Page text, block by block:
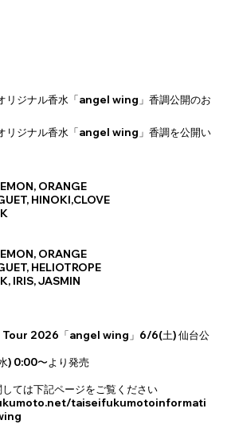
リジナル香水「angel wing」香調公開のお
リジナル香水「angel wing」香調を公開い
ORANGE
HINOKI,CLOVE
ORANGE
HELIOTROPE
IRIS, JASMIN
Tour 2026「angel wing」6/6(土) 仙台公
) 0:00〜より発売
ては下記ページをご覧ください
taiseifukumotoinformati